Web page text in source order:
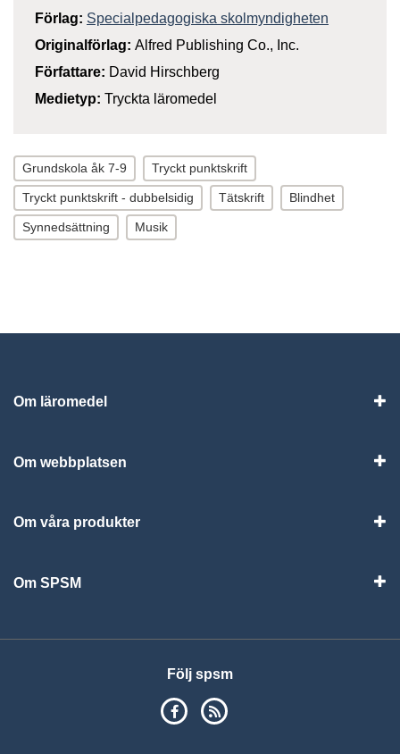
Förlag: Specialpedagogiska skolmyndigheten
Originalförlag: Alfred Publishing Co., Inc.
Författare: David Hirschberg
Medietyp: Tryckta läromedel
Grundskola åk 7-9 Tryckt punktskrift
Tryckt punktskrift - dubbelsidig Tätskrift Blindhet
Synnedsättning Musik
Om läromedel
Om webbplatsen
Om våra produkter
Om SPSM
Följ spsm
SPSM på Facebook